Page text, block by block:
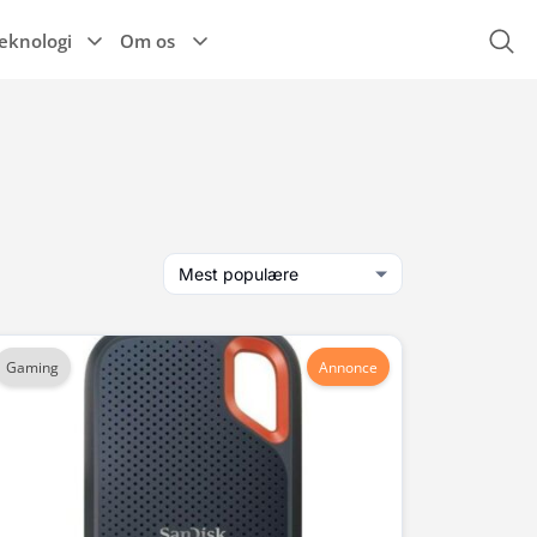
Om os
Mest populære
Gaming Annonce